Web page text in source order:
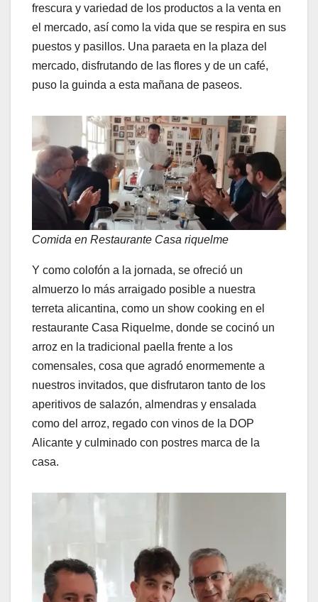
frescura y variedad de los productos a la venta en
el mercado, así como la vida que se respira en sus
puestos y pasillos. Una paraeta en la plaza del
mercado, disfrutando de las flores y de un café,
puso la guinda a esta mañana de paseos.
Comida en Restaurante Casa riquelme
Y como colofón a la jornada, se ofreció un
almuerzo lo más arraigado posible a nuestra
terreta alicantina, como un show cooking en el
restaurante Casa Riquelme, donde se cocinó un
arroz en la tradicional paella frente a los
comensales, cosa que agradó enormemente a
nuestros invitados, que disfrutaron tanto de los
aperitivos de salazón, almendras y ensalada
como del arroz, regado con vinos de la DOP
Alicante y culminado con postres marca de la
casa.